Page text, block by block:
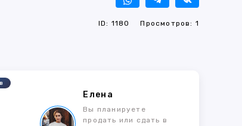
ID: 1180 Просмотров: 1
Елена
Вы планируете
продать или сдать в